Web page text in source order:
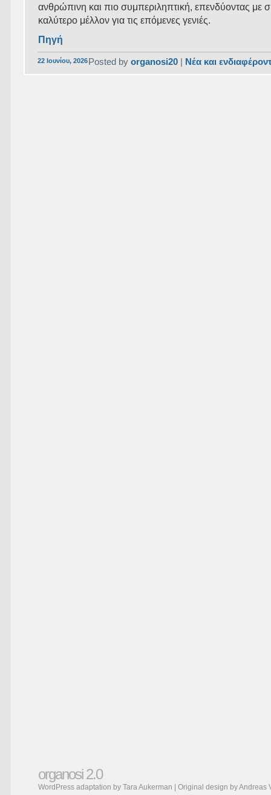
ανθρώπινη και πιο συμπεριληπτική, επενδύοντας με
καλύτερο μέλλον για τις επόμενες γενιές.
Πηγή
22 Ιουνίου, 2026 Posted byorganosi20 Νέα και
organosi 2.0
WordPress adaptation by Tara Aukerman | Original design byAndreas